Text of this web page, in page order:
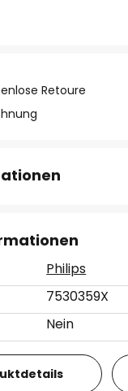
Retoure
Philips
7530359X
Nein